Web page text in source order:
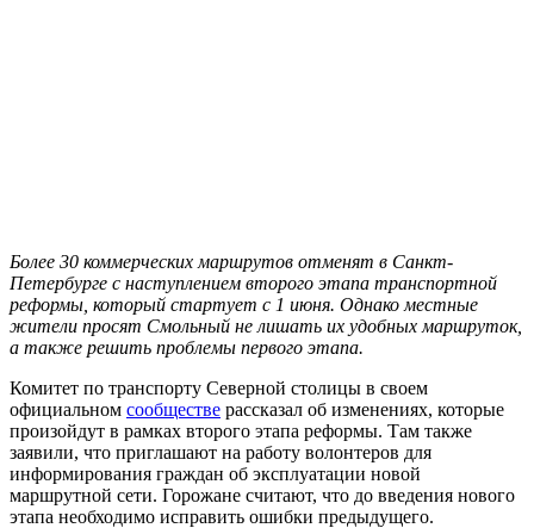
Более 30 коммерческих маршрутов отменят в Санкт-
Петербурге с наступлением второго этапа транспортной
реформы, который стартует с 1 июня. Однако местные
жители просят Смольный не лишать их удобных маршруток,
а также решить проблемы первого этапа.
Комитет по транспорту Северной столицы в своем
официальном сообществе рассказал об изменениях, которые
произойдут в рамках второго этапа реформы. Там также
заявили, что приглашают на работу волонтеров для
информирования граждан об эксплуатации новой
маршрутной сети. Горожане считают, что до введения нового
этапа необходимо исправить ошибки предыдущего.